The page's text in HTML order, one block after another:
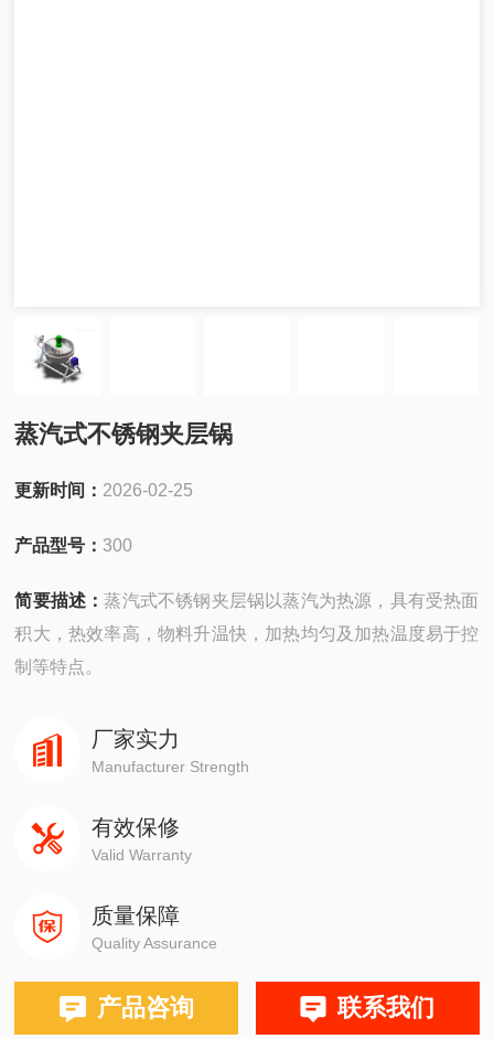
蒸汽式不锈钢夹层锅
更新时间： 2026-02-25
产品型号：300
简要描述：蒸汽式不锈钢夹层锅以蒸汽为热源，具有受热面
积大，热效率高，物料升温快，加热均匀及加热温度易于控
制等特点。
厂家实力
Manufacturer Strength
有效保修
Valid Warranty
质量保障
Quality Assurance
产品咨询 联系我们